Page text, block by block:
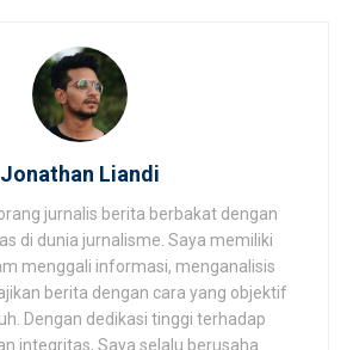
Jonathan Liandi
jurnalis berita berbakat dengan
di dunia jurnalisme. Saya memiliki
menggali informasi, menganalisis
berita dengan cara yang objektif
Dengan dedikasi tinggi terhadap
integritas, Saya selalu berusaha